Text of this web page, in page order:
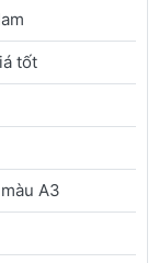
tốt
A3